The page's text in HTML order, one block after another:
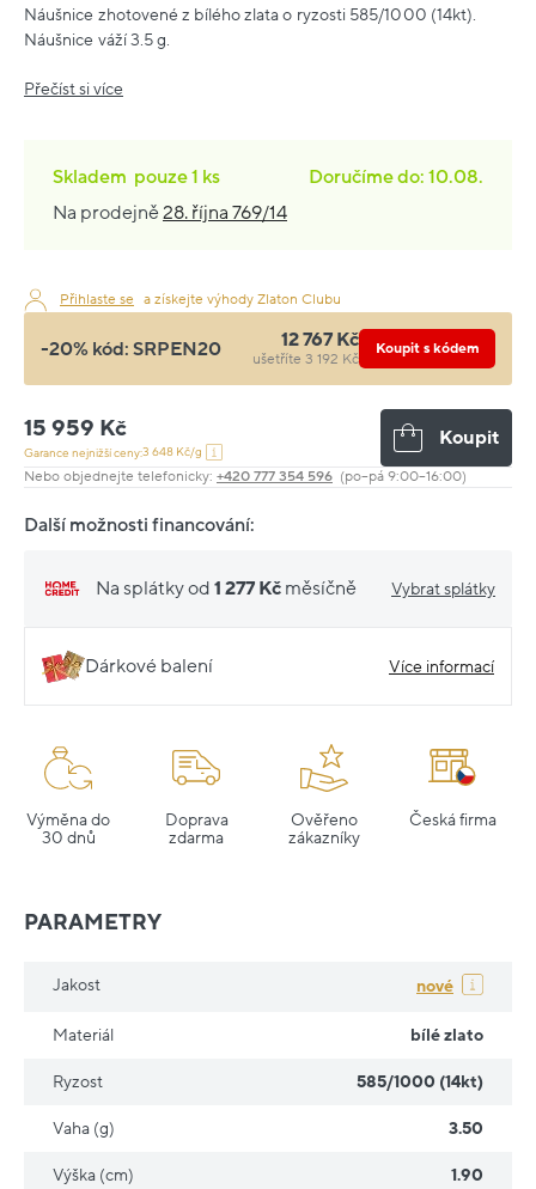
Náušnice zhotovené z bílého zlata o ryzosti 585/1000 (14kt).
Náušnice váží 3.5 g.
Přečíst si více
Skladem pouze1 ks
Doručíme do: 10.08.
Na prodejně28. října 769/14
Přihlaste se a získejte výhody Zlaton Clubu
-20% kód: SRPEN20 12 767 Kč
ušetříte 3 192 Kč
Koupit s kódem
15 959 Kč
Garance nejnižší ceny:3 648 Kč/g
Koupit
Nebo objednejte telefonicky: +420 777 354 596 (po–pá 9:00–16:00)
Další možnosti financování:
Na splátky od 1 277 Kč měsíčně Vybrat splátky
Dárkové balení Více informací
Výměna do
30 dnů
Doprava
zdarma
Ověřeno
zákazníky
Česká firma
PARAMETRY
Jakost nové
Materiál bílé zlato
Ryzost 585/1000 (14kt)
Vaha (g) 3.50
Výška (cm) 1.90